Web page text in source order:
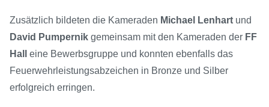
Zusätzlich bildeten die Kameraden Michael Lenhart und
David Pumpernik gemeinsam mit den Kameraden der FF
Hall
eine Bewerbsgruppe und konnten ebenfalls das
Feuerwehrleistungsabzeichen in Bronze und Silber
erfolgreich erringen.